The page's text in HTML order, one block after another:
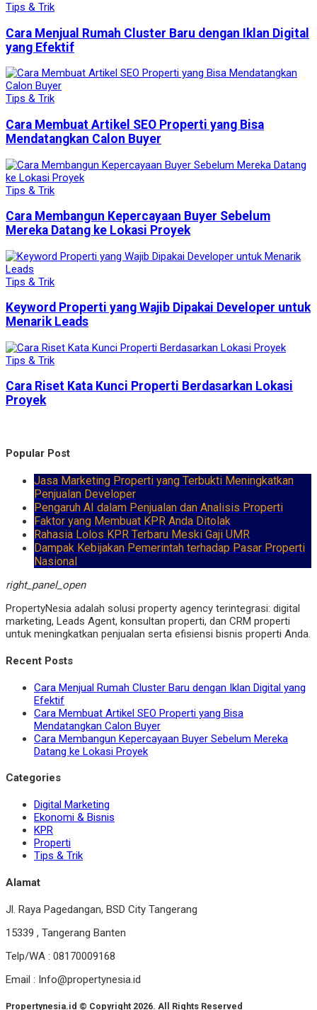
Tips & Trik
Cara Menjual Rumah Cluster Baru dengan Iklan Digital
yang Efektif
Tips & Trik
Cara Membuat Artikel SEO Properti yang Bisa
Mendatangkan Calon Buyer
Tips & Trik
Cara Membangun Kepercayaan Buyer Sebelum
Mereka Datang ke Lokasi Proyek
Tips & Trik
Keyword Properti yang Wajib Dipakai Developer untuk
Menarik Leads
Tips & Trik
Cara Riset Kata Kunci Properti Berdasarkan Lokasi
Proyek
Popular Post
Jasa Marketing Properti yang Terbukti Meningkatkan
Penjualan Developer
Pengaruh AI dalam Penjualan dan Analisis Properti
Faktor yang Membuat KPR Anda Ditolak
Rahasia Lolos KPR Terbaru Meski Gaji UMR
Dampak Kebijakan Pemerintah terhadap Pasar Properti
Nasional
right_panel_open
PropertyNesia adalah solusi property agency terintegrasi: digital
marketing, Leads Agent, konsultan properti, dan CRM properti
untuk meningkatkan penjualan serta efisiensi bisnis properti Anda.
Recent Posts
Cara Menjual Rumah Cluster Baru dengan Iklan Digital yang
Efektif
Cara Membuat Artikel SEO Properti yang Bisa
Mendatangkan Calon Buyer
Cara Membangun Kepercayaan Buyer Sebelum Mereka
Datang ke Lokasi Proyek
Categories
Digital Marketing
Ekonomi & Bisnis
KPR
Properti
Tips & Trik
Alamat
Jl. Raya Pagedangan, BSD City Tangerang
15339 , Tangerang Banten
Telp/WA : 08170009168
Email : Info@propertynesia.id
Propertynesia.id © Copyright 2026. All Rights Reserved